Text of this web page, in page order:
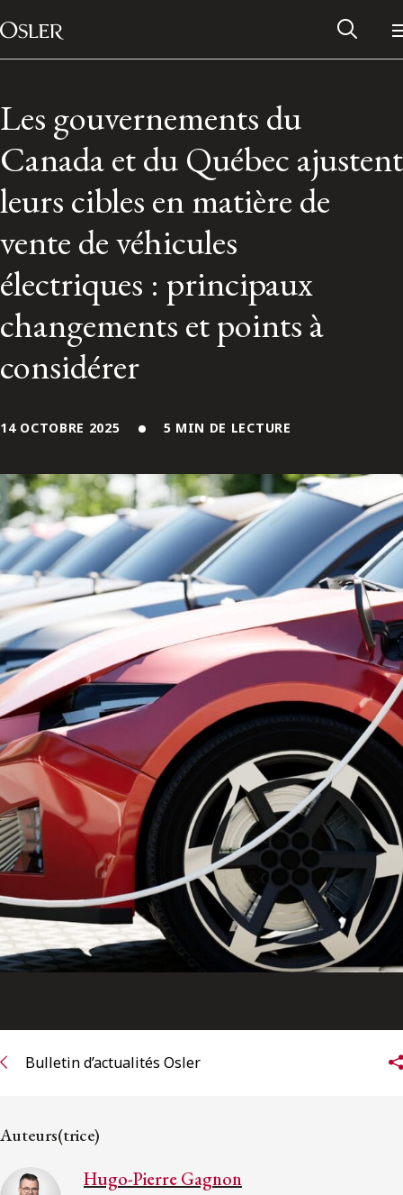
Passer au contenu
Main Navigation
Réseau des anciens d’Osler
Contactez-nous
S’abonner aux articles Osler
S’abonner
Les gouvernements du
Canada et du Québec ajustent
leurs cibles en matière de
vente de véhicules
électriques : principaux
changements et points à
considérer
14 OCTOBRE 2025 5 MIN DE LECTURE
Bulletin d’actualités Osler
Auteurs(trice)
Hugo-Pierre Gagnon